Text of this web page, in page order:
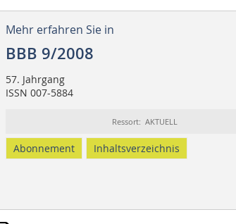
Mehr erfahren Sie in
BBB 9/2008
57. Jahrgang
ISSN 007-5884
Ressort: AKTUELL
Abonnement Inhaltsverzeichnis